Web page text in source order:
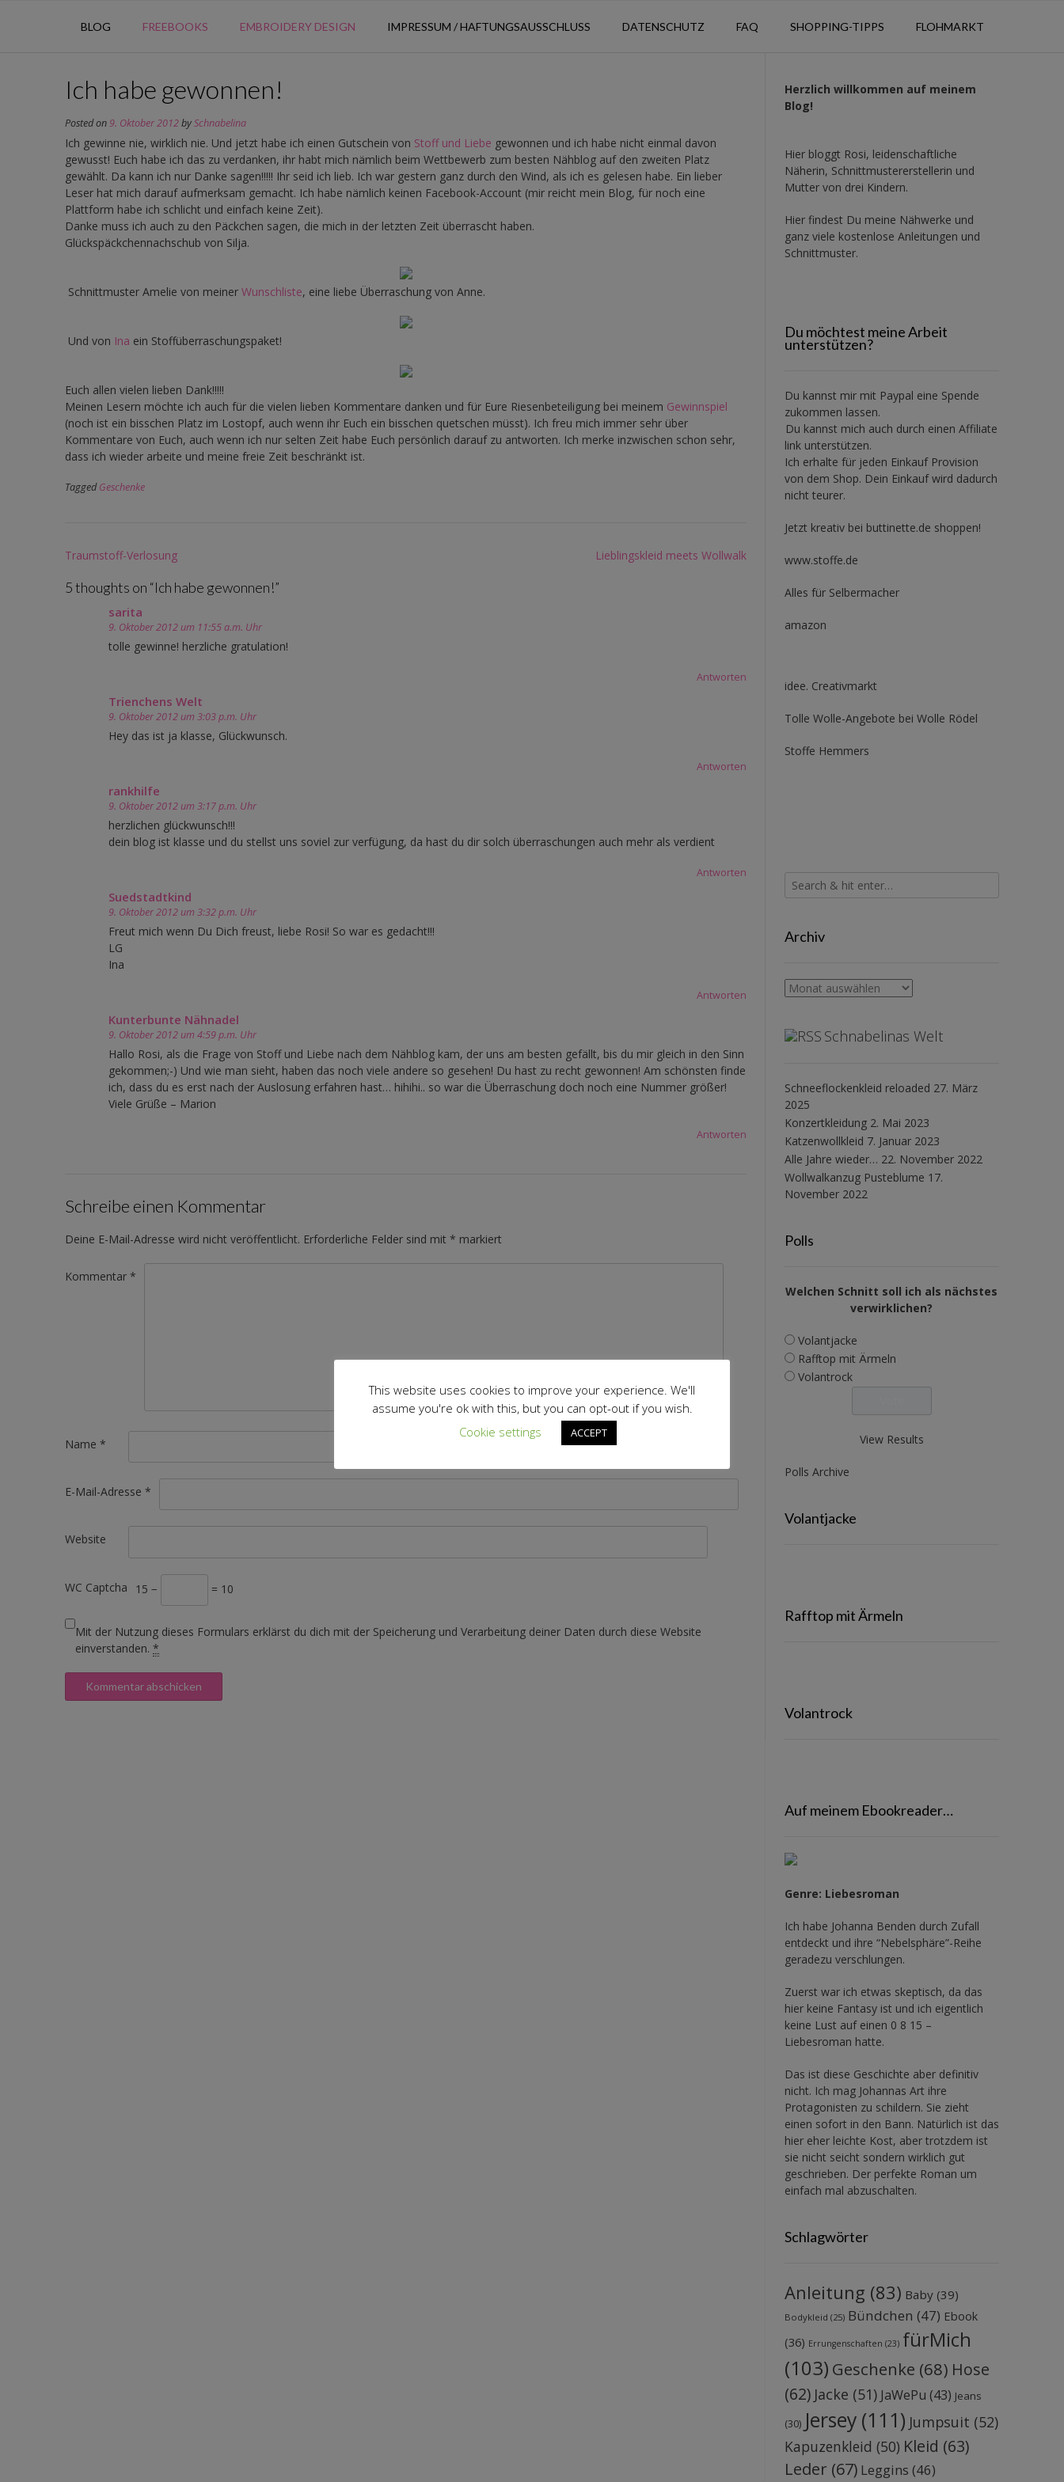
BLOG FREEBOOKS EMBROIDERY DESIGN IMPRESSUM / HAFTUNGSAUSSCHLUSS DATENSCHUTZ FAQ SHOPPING-TIPPS FLOHMARKT
Ich habe gewonnen!
Posted on9. Oktober 2012bySchnabelina
Ich gewinne nie, wirklich nie. Und jetzt habe ich einen Gutschein von Stoff und Liebe gewonnen und ich habe nicht einmal davon
gewusst! Euch habe ich das zu verdanken, ihr habt mich nämlich beim Wettbewerb zum besten Nähblog auf den zweiten Platz
gewählt. Da kann ich nur Danke sagen!!!!! Ihr seid ich lieb. Ich war gestern ganz durch den Wind, als ich es gelesen habe. Ein lieber
Leser hat mich darauf aufmerksam gemacht. Ich habe nämlich keinen Facebook-Account (mir reicht mein Blog, für noch eine
Plattform habe ich schlicht und einfach keine Zeit).
Danke muss ich auch zu den Päckchen sagen, die mich in der letzten Zeit überrascht haben.
Glückspäckchennachschub von Silja.
Schnittmuster Amelie von meiner Wunschliste, eine liebe Überraschung von Anne.
Und von Ina ein Stoffüberraschungspaket!
Euch allen vielen lieben Dank!!!!!
Meinen Lesern möchte ich auch für die vielen lieben Kommentare danken und für Eure Riesenbeteiligung bei meinem Gewinnspiel
(noch ist ein bisschen Platz im Lostopf, auch wenn ihr Euch ein bisschen quetschen müsst). Ich freu mich immer sehr über
Kommentare von Euch, auch wenn ich nur selten Zeit habe Euch persönlich darauf zu antworten. Ich merke inzwischen schon sehr,
dass ich wieder arbeite und meine freie Zeit beschränkt ist.
TaggedGeschenke
Post
Traumstoff-Verlosung Lieblingskleid meets Wollwalk
5 thoughts on “Ich habe gewonnen!”
sarita
9. Oktober 2012 um 11:55 a.m. Uhr
tolle gewinne! herzliche gratulation!
Antworten
Trienchens Welt
9. Oktober 2012 um 3:03 p.m. Uhr
Hey das ist ja klasse, Glückwunsch.
Antworten
rankhilfe
9. Oktober 2012 um 3:17 p.m. Uhr
herzlichen glückwunsch!!!
dein blog ist klasse und du stellst uns soviel zur verfügung, da hast du dir solch überraschungen auch mehr als verdient
Antworten
Suedstadtkind
9. Oktober 2012 um 3:32 p.m. Uhr
Freut mich wenn Du Dich freust, liebe Rosi! So war es gedacht!!!
LG
Ina
Antworten
Kunterbunte Nähnadel
9. Oktober 2012 um 4:59 p.m. Uhr
Hallo Rosi, als die Frage von Stoff und Liebe nach dem Nähblog kam, der uns am besten gefällt, bis du mir gleich in den Sinn
gekommen;-) Und wie man sieht, haben das noch viele andere so gesehen! Du hast zu recht gewonnen! Am schönsten finde
ich, dass du es erst nach der Auslosung erfahren hast… hihihi.. so war die Überraschung doch noch eine Nummer größer!
Viele Grüße – Marion
Antworten
Schreibe einen Kommentar
Deine E-Mail-Adresse wird nicht veröffentlicht. Erforderliche Felder sind mit * markiert
Kommentar *
Name *
E-Mail-Adresse *
Website
WC Captcha 15 − = 10
Mit der Nutzung dieses Formulars erklärst du dich mit der Speicherung und Verarbeitung deiner Daten durch diese Website
einverstanden. *
Herzlich willkommen auf meinem
Blog!
Hier bloggt Rosi, leidenschaftliche
Näherin, Schnittmustererstellerin und
Mutter von drei Kindern.
Hier findest Du meine Nähwerke und
ganz viele kostenlose Anleitungen und
Schnittmuster.
Du möchtest meine Arbeit
unterstützen?
Du kannst mir mit Paypal eine Spende
zukommen lassen.
Du kannst mich auch durch einen Affiliate
link unterstützen.
Ich erhalte für jeden Einkauf Provision
von dem Shop. Dein Einkauf wird dadurch
nicht teurer.
Jetzt kreativ bei buttinette.de shoppen!
www.stoffe.de
Alles für Selbermacher
amazon
idee. Creativmarkt
Tolle Wolle-Angebote bei Wolle Rödel
Stoffe Hemmers
Archiv
Archiv
Schnabelinas Welt
Schneeflockenkleid reloaded 27. März
2025
Konzertkleidung 2. Mai 2023
Katzenwollkleid 7. Januar 2023
Alle Jahre wieder… 22. November 2022
Wollwalkanzug Pusteblume 17.
November 2022
Polls
Welchen Schnitt soll ich als nächstes
verwirklichen?
Volantjacke
Rafftop mit Ärmeln
Volantrock
View Results
Polls Archive
Volantjacke
Rafftop mit Ärmeln
Volantrock
Auf meinem Ebookreader…
Genre: Liebesroman
Ich habe Johanna Benden durch Zufall
entdeckt und ihre “Nebelsphäre”-Reihe
geradezu verschlungen.
Zuerst war ich etwas skeptisch, da das
hier keine Fantasy ist und ich eigentlich
keine Lust auf einen 0 8 15 –
Liebesroman hatte.
Das ist diese Geschichte aber definitiv
nicht. Ich mag Johannas Art ihre
Protagonisten zu schildern. Sie zieht
einen sofort in den Bann. Natürlich ist das
hier eher leichte Kost, aber trotzdem ist
sie nicht seicht sondern wirklich gut
geschrieben. Der perfekte Roman um
einfach mal abzuschalten.
Schlagwörter
Anleitung (83) Baby(39)
Bodykleid (25) Bündchen (47) Ebook
(36) Errungenschaften (23) fürMich
(103) Geschenke (68) Hose
(62) Jacke (51) JaWePu (43) Jeans
(30) Jersey(111) Jumpsuit (52)
Kapuzenkleid (50) Kleid (63)
Leder (67) Leggins (46)
This website uses cookies to improve your experience. We'll
assume you're ok with this, but you can opt-out if you wish.
Cookie settings
ACCEPT